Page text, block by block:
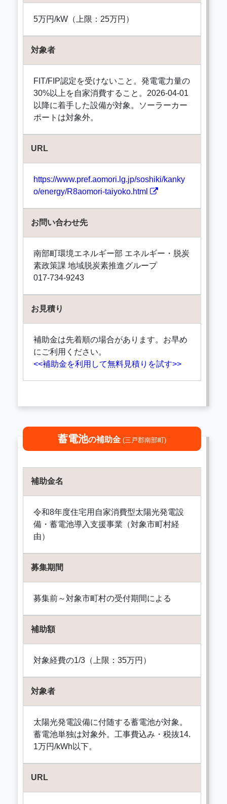
5万円/kW（上限：25万円）
対象者
FIT/FIP認定を受けないこと。発電電力量の
30%以上を自家消費すること。2026-04-01
以降に着手した設備が対象。ソーラーカー
ポートは対象外。
URL
https://www.pref.aomori.lg.jp/soshiki/kanky
o/energy/R8aomori-taiyoko.html
お問い合わせ先
南部町環境エネルギー部 エネルギー・脱炭
素政策課 地域脱炭素推進グループ
017-734-9243
お見積り
補助金は先着順の場合があります。お早め
にご利用ください。
<<補助金を利用して無料見積りを試す>>
蓄電池の補助金 (三戸郡南部町)
補助金名
令和8年度住宅用自家消費型太陽光発電設
備・蓄電池導入支援事業（対象市町村経
由）
募集期間
募集前～対象市町村の受付期間による
補助額
対象経費の1/3（上限：35万円）
対象者
太陽光発電設備に付随する蓄電池が対象。
蓄電池単独は対象外。工事費込み・税抜14.
1万円/kWh以下。
URL